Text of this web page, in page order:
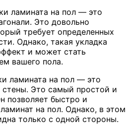
ламината на пол — это
Это довольно
требует определенных
Однако, такая укладка
и может стать
вашего пола.
ламината на пол — это
стены. Это самый простой и
позволяет быстро и
на пол. Однако, в этом
только с одной стороны.